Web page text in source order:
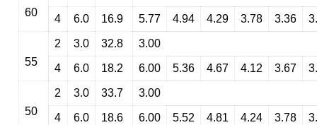
60
4 6.0 16.9 5.77 4.94 4.29 3.78 3.36
55
2 3.0 32.8 3.00
4 6.0 18.2 6.00 5.36 4.67 4.12 3.67
50
2 3.0 33.7 3.00
4 6.0 18.6 6.00 5.52 4.81 4.24 3.78